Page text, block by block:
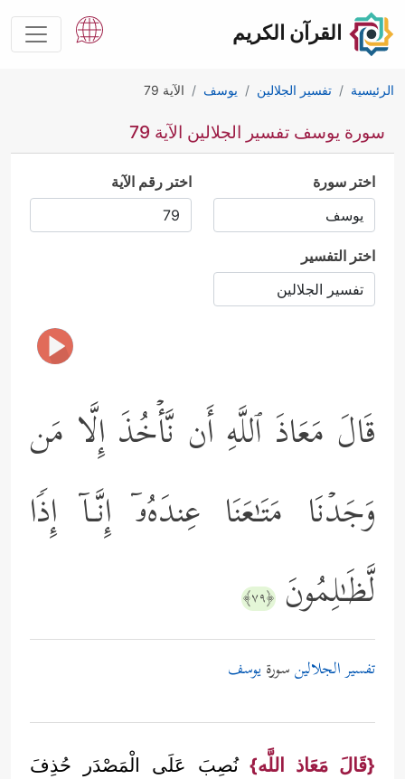
القرآن الكريم
الرئيسية تفسير الجلالين يوسف الآية 79
سورة يوسف تفسير الجلالين الآية 79
اختر سورة اختر رقم الآية
اختر التفسير
قَالَ مَعَاذَ ٱللَّهِ أَن نَّأۡخُذَ إِلَّا مَن
وَجَدۡنَا مَتَـٰعَنَا عِندَهُۥۤ إِنَّـاۤ إِذࣰا
لَّظَـٰلِمُونَ ﴿٧٩﴾
تفسير الجلالينسورةيوسف
{قَالَ مَعَاذ اللَّه}نُصِبَ عَلَى الْمَصْدَر حُذِفَ